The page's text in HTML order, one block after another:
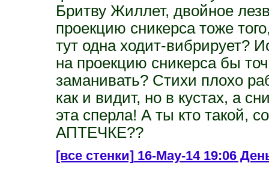
Бритву Жиллет, двойное
проекцию сникерса тоже
тут одна ходит-вибрирует?
на проекцию сникерса бы
заманивать? Стихи плохо
как и видит, но в кустах, а
эта сперла! А ты кто
АПТЕЧКЕ??
[все стенки]16-May-14 19:06